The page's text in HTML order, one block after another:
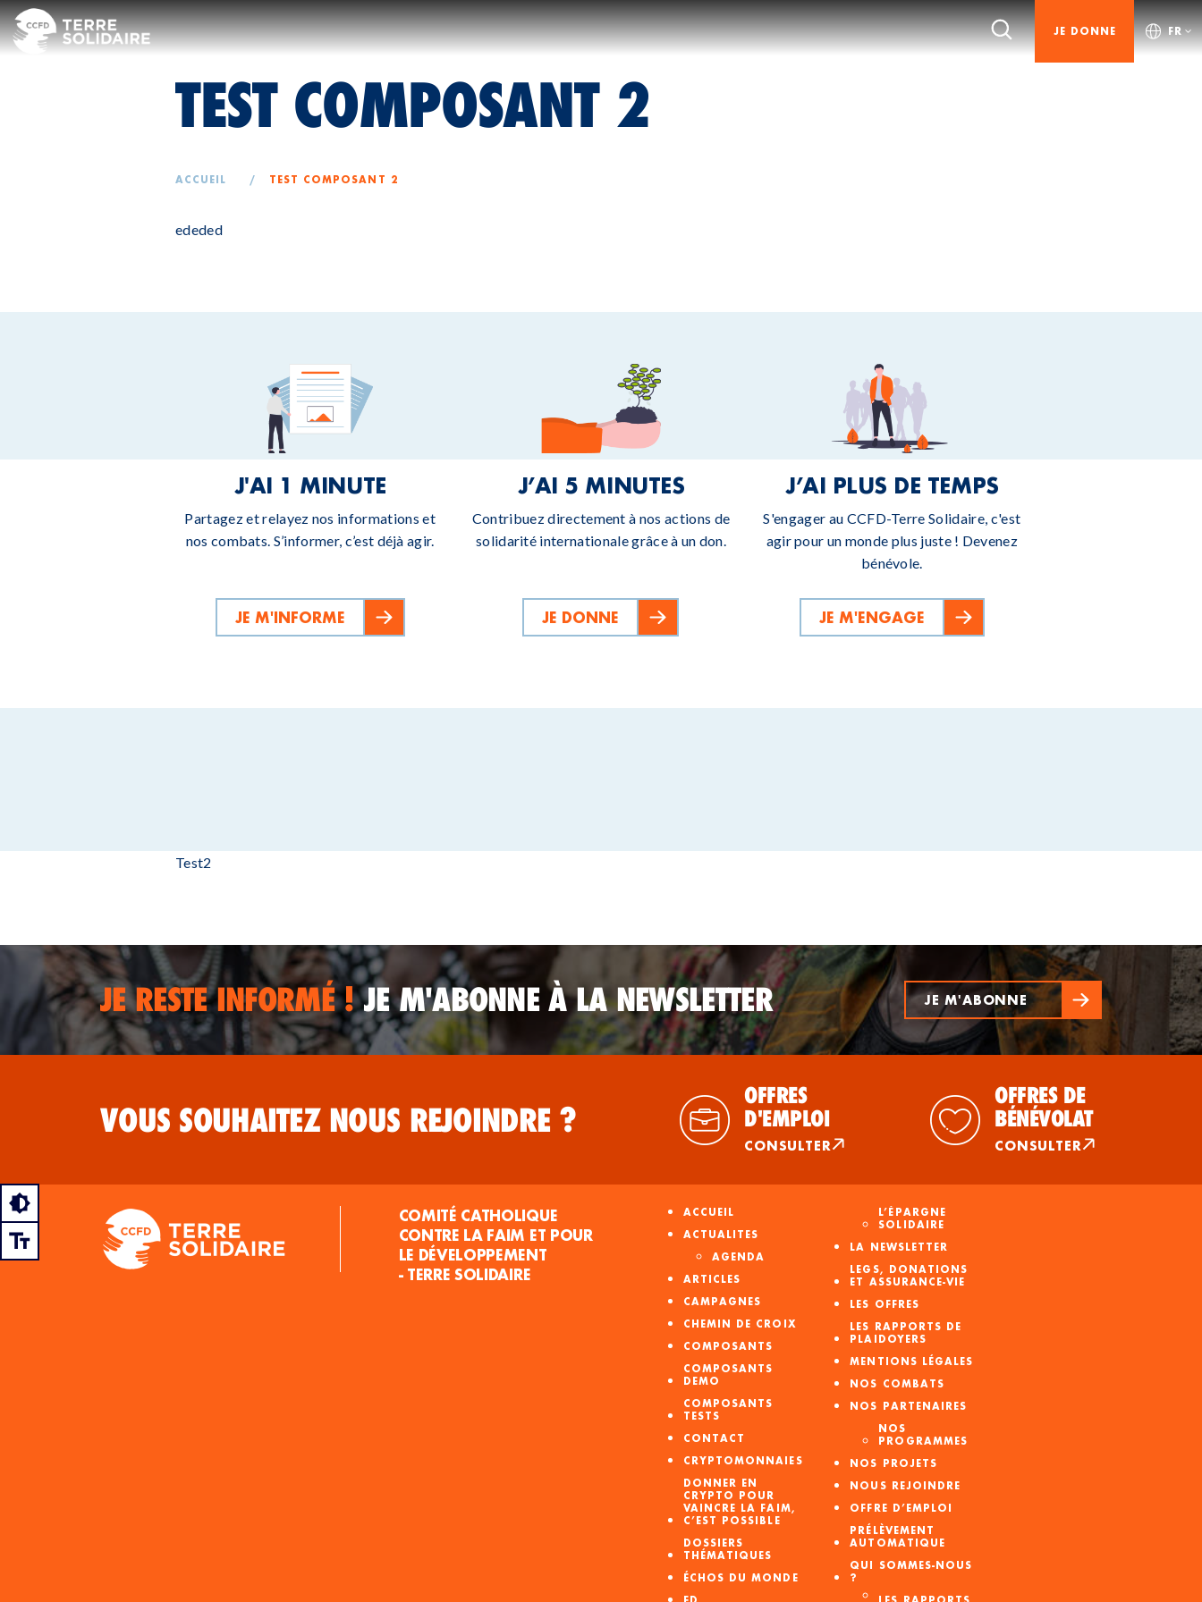
JE DONNE FR
TEST COMPOSANT 2
ACCUEIL / TEST COMPOSANT 2
ededed
J'AI 1 MINUTE
Partagez et relayez nos informations et
nos combats. S’informer, c’est déjà agir.
JE M'INFORME
J’AI 5 MINUTES
Contribuez directement à nos actions de
solidarité internationale grâce à un don.
JE DONNE
J’AI PLUS DE TEMPS
S'engager au CCFD-Terre Solidaire, c'est
agir pour un monde plus juste ! Devenez
bénévole.
JE M'ENGAGE
Test2
JE RESTE INFORMÉ !JE M'ABONNE À LA NEWSLETTER JE M'ABONNE
VOUS SOUHAITEZ NOUS REJOINDRE ?
OFFRES
D'EMPLOI
CONSULTER
OFFRES DE
BÉNÉVOLAT
CONSULTER
COMITÉ CATHOLIQUE
CONTRE LA FAIM ET POUR
LE DÉVELOPPEMENT
- TERRE SOLIDAIRE
ACCUEIL
ACTUALITES
AGENDA
ARTICLES
CAMPAGNES
CHEMIN DE CROIX
COMPOSANTS
COMPOSANTS
DEMO
COMPOSANTS
TESTS
CONTACT
CRYPTOMONNAIES
DONNER EN
CRYPTO POUR
VAINCRE LA FAIM,
C’EST POSSIBLE
DOSSIERS
THÉMATIQUES
ÉCHOS DU MONDE
L’ÉPARGNE
SOLIDAIRE
LA NEWSLETTER
LEGS, DONATIONS
ET ASSURANCE-VIE
LES OFFRES
LES RAPPORTS DE
PLAIDOYERS
MENTIONS LÉGALES
NOS COMBATS
NOS PARTENAIRES
NOS
PROGRAMMES
NOS PROJETS
NOUS REJOINDRE
OFFRE D’EMPLOI
PRÉLÈVEMENT
AUTOMATIQUE
QUI SOMMES-NOUS
?